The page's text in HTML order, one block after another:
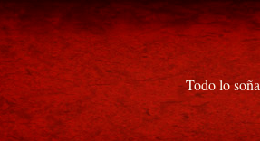
Todo lo